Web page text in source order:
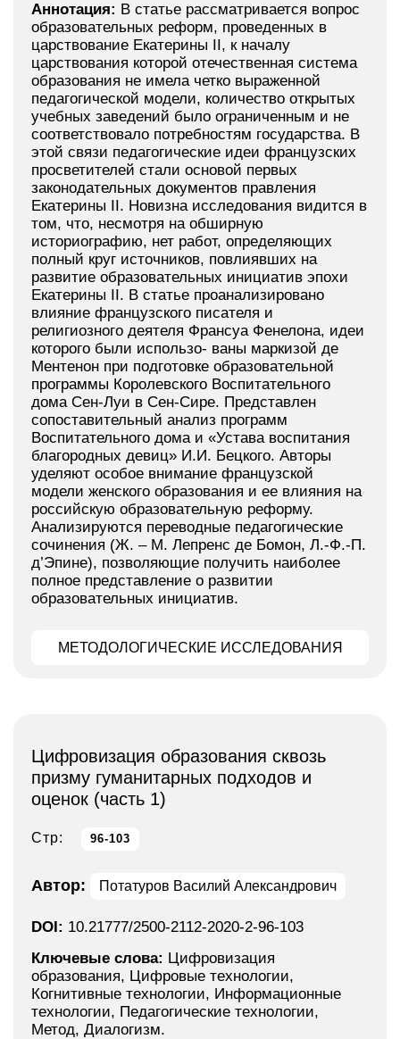
Аннотация: В статье рассматривается вопрос
образовательных реформ, проведенных в
царствование Екатерины II, к началу
царствования которой отечественная система
образования не имела четко выраженной
педагогической модели, количество открытых
учебных заведений было ограниченным и не
соответствовало потребностям государства. В
этой связи педагогические идеи французских
просветителей стали основой первых
законодательных документов правления
Екатерины II. Новизна исследования видится в
том, что, несмотря на обширную
историографию, нет работ, определяющих
полный круг источников, повлиявших на
развитие образовательных инициатив эпохи
Екатерины II. В статье проанализировано
влияние французского писателя и
религиозного деятеля Франсуа Фенелона, идеи
которого были использо- ваны маркизой де
Ментенон при подготовке образовательной
программы Королевского Воспитательного
дома Сен-Луи в Сен-Сире. Представлен
сопоставительный анализ программ
Воспитательного дома и «Устава воспитания
благородных девиц» И.И. Бецкого. Авторы
уделяют особое внимание французской
модели женского образования и ее влияния на
российскую образовательную реформу.
Анализируются переводные педагогические
сочинения (Ж. – М. Лепренс де Бомон, Л.-Ф.-П.
д’Эпине), позволяющие получить наиболее
полное представление о развитии
образовательных инициатив.
МЕТОДОЛОГИЧЕСКИЕ ИССЛЕДОВАНИЯ
Цифровизация образования сквозь
призму гуманитарных подходов и
оценок (часть 1)
Стр: 96-103
Автор: Потатуров Василий Александрович
DOI: 10.21777/2500-2112-2020-2-96-103
Ключевые слова: Цифровизация
образования, Цифровые технологии,
Когнитивные технологии, Информационные
технологии, Педагогические технологии,
Метод, Диалогизм.